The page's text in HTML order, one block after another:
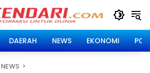
DAERAH NEWS EKONOMI